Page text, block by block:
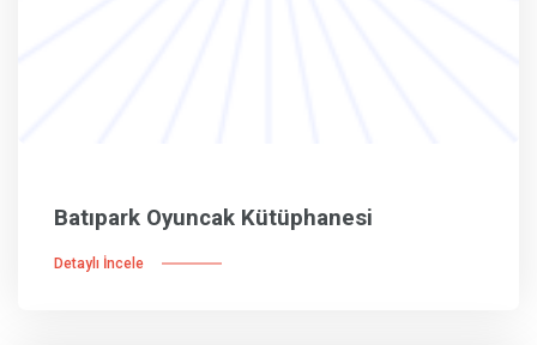
Batıpark Oyuncak Kütüphanesi
Detaylı İncele